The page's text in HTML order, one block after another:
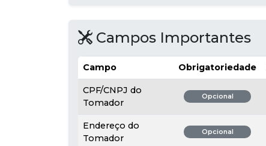
Campos Importantes
Campo Obrigatoriedade
CPF/CNPJ do
Tomador
Opcional
Endereço do
Tomador
Opcional